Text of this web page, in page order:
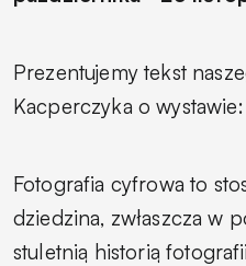
Prezentujemy tekst
Kacperczyka o wystawie:
Fotografia cyfrowa to
dziedzina, zwłaszcza w
stuletnią historią